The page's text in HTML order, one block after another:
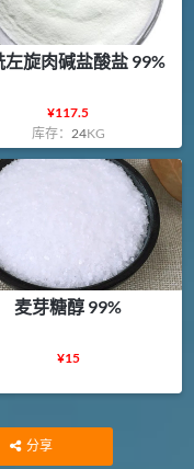
左旋肉碱盐酸盐 99%
¥117.5
库存： 24KG
麦芽糖醇 99%
¥15
分享